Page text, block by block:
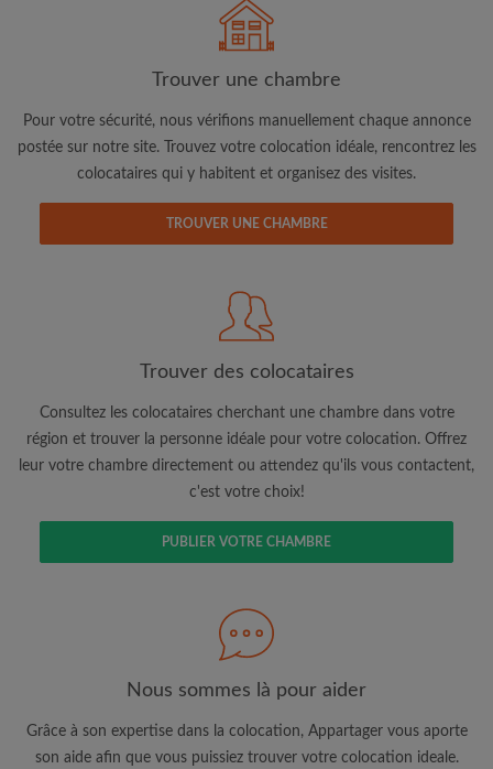
Adresse email
J'ai lu, compris et accepte les
Conditions d'utilisation
et ai pris connaissance de la
CRÉER PROFIL
Je souhaite recevoir des offres exclusives et des mises à
Faites une recherche selon ce qui vous
semble important
Consultez les chambres et les profils des
Sauvegardez vos recherches
Trouver une chambre
Pour votre sécurité, nous vérifions manuellement chaque annonce
postée sur notre site. Trouvez votre colocation idéale, rencontrez les
colocataires qui y habitent et organisez des visites.
TROUVER UNE CHAMBRE
Trouver des colocataires
Consultez les colocataires cherchant une chambre dans votre
région et trouver la personne idéale pour votre colocation. Offrez
leur votre chambre directement ou attendez qu'ils vous contactent,
c'est votre choix!
PUBLIER VOTRE CHAMBRE
Nous sommes là pour aider
Grâce à son expertise dans la colocation, Appartager vous aporte
son aide afin que vous puissiez trouver votre colocation ideale.